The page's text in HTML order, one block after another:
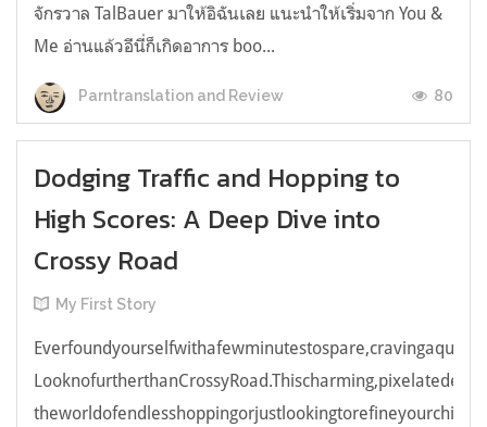
จักรวาล TalBauer มาให้อิฉันเลย แนะนำให้เริ่มจาก You &
Me อ่านแล้วอีนี่ก็เกิดอาการ boo...
Parntranslation and Review 80
Dodging Traffic and Hopping to
High Scores: A Deep Dive into
Crossy Road
My First Story